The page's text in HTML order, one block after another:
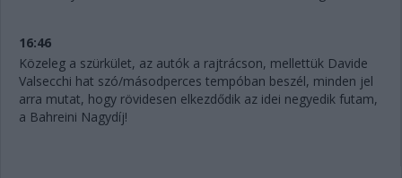
16:46
Közeleg a szürkület, az autók a rajtrácson, mellettük Davide
Valsecchi hat szó/másodperces tempóban beszél, minden jel
arra mutat, hogy rövidesen elkezdődik az idei negyedik futam,
a Bahreini Nagydíj!